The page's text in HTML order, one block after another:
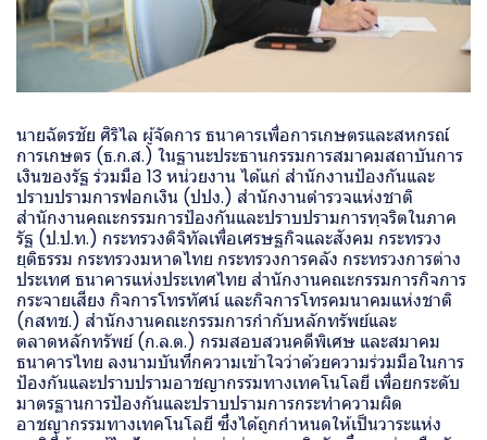
นายฉัตรชัย ศิริไล ผู้จัดการ ธนาคารเพื่อการเกษตรและสหกรณ์
การเกษตร (ธ.ก.ส.) ในฐานะประธานกรรมการสมาคมสถาบันการ
เงินของรัฐ ร่วมมือ 13 หน่วยงาน ได้แก่ สำนักงานป้องกันและ
ปราบปรามการฟอกเงิน (ปปง.) สำนักงานตำรวจแห่งชาติ
สำนักงานคณะกรรมการป้องกันและปราบปรามการทุจริตในภาค
รัฐ (ป.ป.ท.) กระทรวงดิจิทัลเพื่อเศรษฐกิจและสังคม กระทรวง
ยุติธรรม กระทรวงมหาดไทย กระทรวงการคลัง กระทรวงการต่าง
ประเทศ ธนาคารแห่งประเทศไทย สำนักงานคณะกรรมการกิจการ
กระจายเสียง กิจการโทรทัศน์ และกิจการโทรคมนาคมแห่งชาติ
(กสทช.) สำนักงานคณะกรรมการกำกับหลักทรัพย์และ
ตลาดหลักทรัพย์ (ก.ล.ต.) กรมสอบสวนคดีพิเศษ และสมาคม
ธนาคารไทย ลงนามบันทึกความเข้าใจว่าด้วยความร่วมมือในการ
ป้องกันและปราบปรามอาชญากรรมทางเทคโนโลยี เพื่อยกระดับ
มาตรฐานการป้องกันและปราบปรามการกระทำความผิด
อาชญากรรมทางเทคโนโลยี ซึ่งได้ถูกกำหนดให้เป็นวาระแห่ง